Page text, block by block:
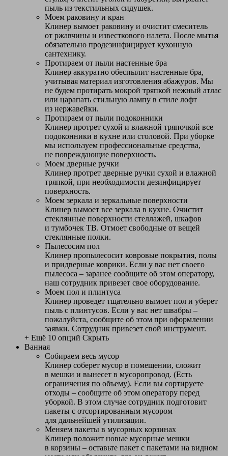
пыль из текстильных сидушек.
Моем раковину и кран
Клинер вымоет раковину и очистит смеситель
от ржавчины и известкового налета. После мытья
обязательно продезинфицирует кухонную
сантехнику.
Протираем от пыли настенные бра
Клинер аккуратно обеспылит настенные бра,
учитывая материал изготовления абажуров. Мы
не будем протирать мокрой тряпкой нежный атлас
или царапать стильную лампу в стиле лофт
из нержавейки.
Протираем от пыли подоконники
Клинер протрет сухой и влажной тряпочкой все
подоконники в кухне или столовой. При уборке
мы используем профессиональные средства,
не повреждающие поверхность.
Моем дверные ручки
Клинер протрет дверные ручки сухой и влажной
тряпкой, при необходимости дезинфицирует
поверхность.
Моем зеркала и зеркальные поверхности
Клинер вымоет все зеркала в кухне. Очистит
стеклянные поверхности стеллажей, шкафов
и тумбочек ТВ. Отмоет свободные от вещей
стеклянные полки.
Пылесосим пол
Клинер пропылесосит ковровые покрытия, полы
и придверные коврики. Если у вас нет своего
пылесоса – заранее сообщите об этом оператору,
наш сотрудник привезет свое оборудование.
Моем пол и плинтуса
Клинер проведет тщательно вымоет пол и уберет
пыль с плинтусов. Если у вас нет швабры –
пожалуйста, сообщите об этом при оформлении
заявки. Сотрудник привезет свой инструмент.
+ Ещё 10 опций Скрыть
Ванная
Собираем весь мусор
Клинер соберет мусор в помещении, сложит
в мешки и вынесет в мусоропровод. (Есть
ограничения по объему). Если вы сортируете
отходы – сообщите об этом оператору перед
уборкой. В этом случае сотрудник подготовит
пакеты с отсортированным мусором
для дальнейшей утилизации.
Меняем пакеты в мусорных корзинах
Клинер положит новые мусорные мешки
в корзины – оставьте пакет с пакетами на видном